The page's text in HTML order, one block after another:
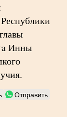
Инны
Отправить